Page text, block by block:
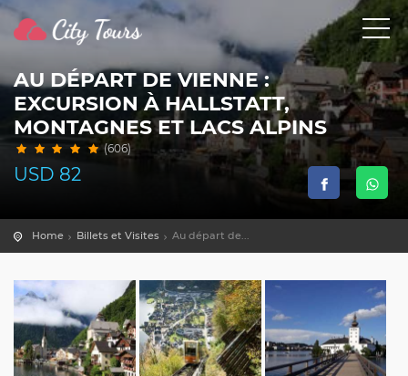
AU DÉPART DE VIENNE :
EXCURSION À HALLSTATT,
MONTAGNES ET LACS ALPINS
(606)
USD 82
Home Billets et Visites Au départ de...